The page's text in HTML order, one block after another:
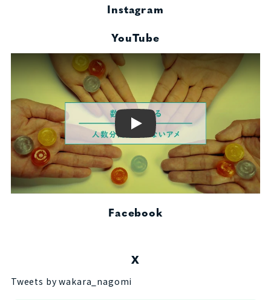
Instagram
YouTube
Play
Facebook
X
Tweets by wakara_nagomi